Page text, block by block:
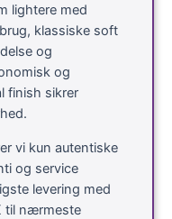
lightere med
klassiske soft
og
og
finish sikrer
vi kun autentiske
og service
levering med
til nærmeste